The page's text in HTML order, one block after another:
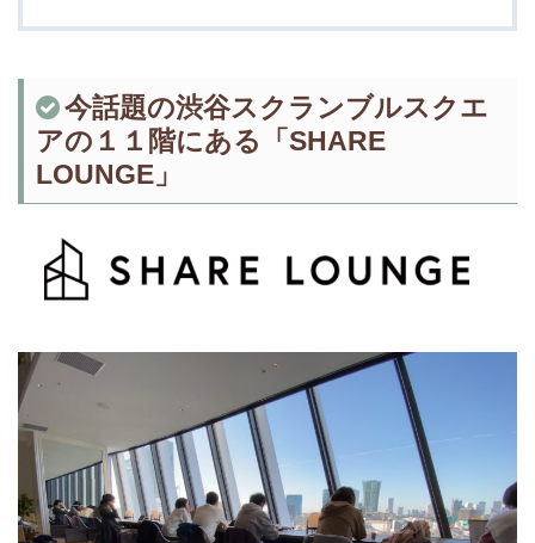
今話題の渋谷スクランブルスクエ
アの１１階にある「SHARE
LOUNGE」